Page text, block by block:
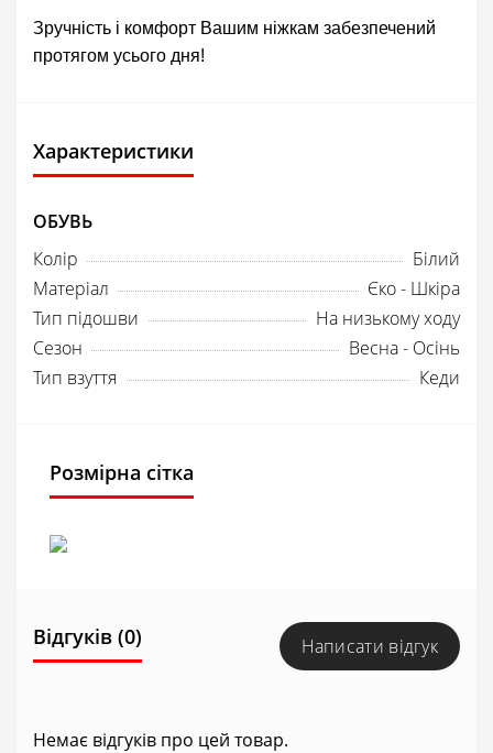
Зручність і комфорт Вашим ніжкам забезпечений
протягом усього дня!
Характеристики
ОБУВЬ
Колір
Білий
Матеріал
Єко - Шкіра
Тип підошви
На низькому ходу
Сезон
Весна - Осінь
Тип взуття
Кеди
Розмірна сітка
Відгуків (0) Написати відгук
Немає відгуків про цей товар.